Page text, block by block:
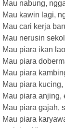
Mau nabung,
Mau kawin lagi,
Mau cari kerja
Mau nerusin
Mau piara ikan
Mau piara
Mau piara
Mau piara
Mau piara anjing,
Mau piara gajah,
Mau piara